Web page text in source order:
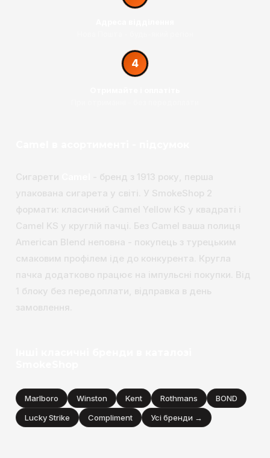
4
Сигарети
- бренд з 1913 року, перша
упакована сигарета у світі. У SmokeShop 2
формати: класичний Camel Yellow KS у квадраті і
Camel KS у круглій пачці. Без Camel ваша полиця
American Blend неповна - покупець з турецьким
смаковим профілем іде до конкурента. Кругла
пачка додатково працює на імпульсні покупки. Від
1 блоку без передоплати, відправка в день
замовлення.
Marlboro Winston Kent Rothmans
BOND
Lucky Strike
Compliment Усі бренди →